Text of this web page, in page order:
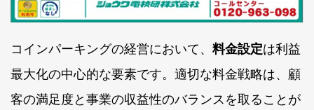
コインパーキングの経営において、 料金設定は利益
最大化の中心的な要素です。適切な料金戦略は、顧
客の満足度と事業の収益性のバランスを取ることが